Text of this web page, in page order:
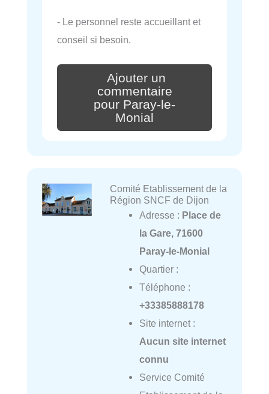
- Le personnel reste accueillant et
conseil si besoin.
Ajouter un
commentaire
pour Paray-le-
Monial
Comité Etablissement de la
Région SNCF de Dijon
Adresse : Place de
la Gare, 71600
Paray-le-Monial
Quartier :
Téléphone :
+33385888178
Site internet :
Aucun site internet
connu
Service Comité